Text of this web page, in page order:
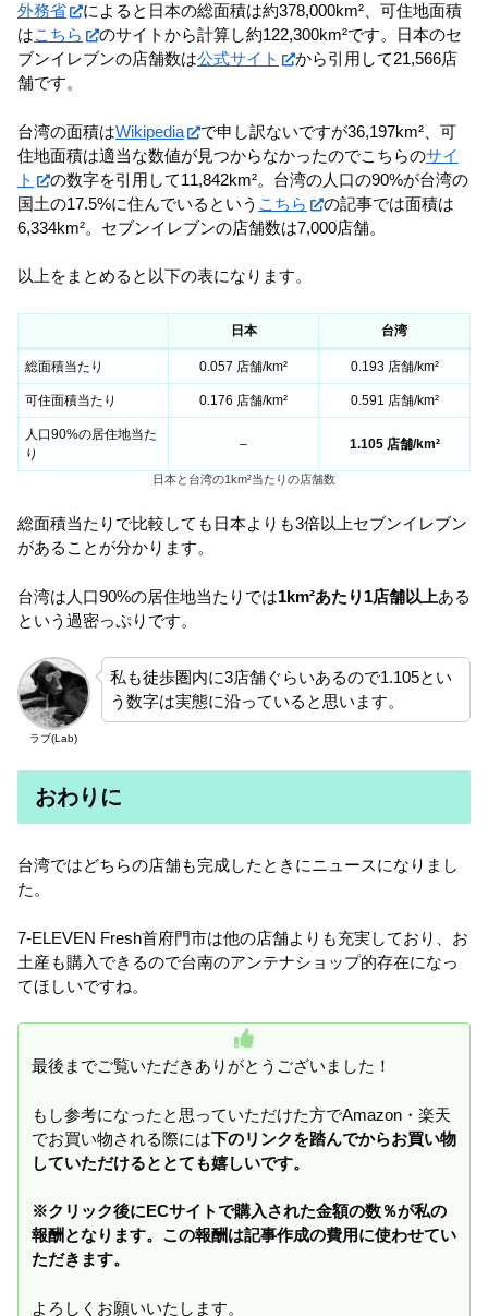
外務省
によると日本の総面積は約378,000km²、可住地面積
はこちら
のサイトから計算し約122,300km²です。日本のセ
ブンイレブンの店舗数は公式サイト
から引用して21,566店
舗です。
台湾の面積はWikipedia
で申し訳ないですが36,197km²、可
住地面積は適当な数値が見つからなかったのでこちらのサイ
ト
の数字を引用して11,842km²。台湾の人口の90%が台湾の
国土の17.5%に住んでいるという こちら
の記事では面積は
6,334km²。セブンイレブンの店舗数は7,000店舗。
以上をまとめると以下の表になります。
日本 台湾
総面積当たり 0.057 店舗/km² 0.193 店舗/km²
可住面積当たり 0.176 店舗/km² 0.591 店舗/km²
人口90%の居住地当た
り
– 1.105 店舗/km²
日本と台湾の1km²当たりの店舗数
総面積当たりで比較しても日本よりも3倍以上セブンイレブン
があることが分かります。
台湾は人口90%の居住地当たりでは1km²あたり1店舗以上ある
という過密っぷりです。
ラブ(Lab)
私も徒歩圏内に3店舗ぐらいあるので1.105とい
う数字は実態に沿っていると思います。
おわりに
台湾ではどちらの店舗も完成したときにニュースになりまし
た。
7-ELEVEN Fresh首府門市は他の店舗よりも充実しており、お
土産も購入できるので台南のアンテナショップ的存在になっ
てほしいですね。
最後までご覧いただきありがとうございました！
もし参考になったと思っていただけた方でAmazon・楽天
でお買い物される際には下のリンクを踏んでからお買い物
していただけるととても嬉しいです。
※クリック後にECサイトで購入された金額の数％が私の
報酬となります。この報酬は記事作成の費用に使わせてい
ただきます。
よろしくお願いいたします。